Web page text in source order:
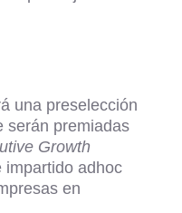
una preselección
serán premiadas
Growth
impartido adhoc
en